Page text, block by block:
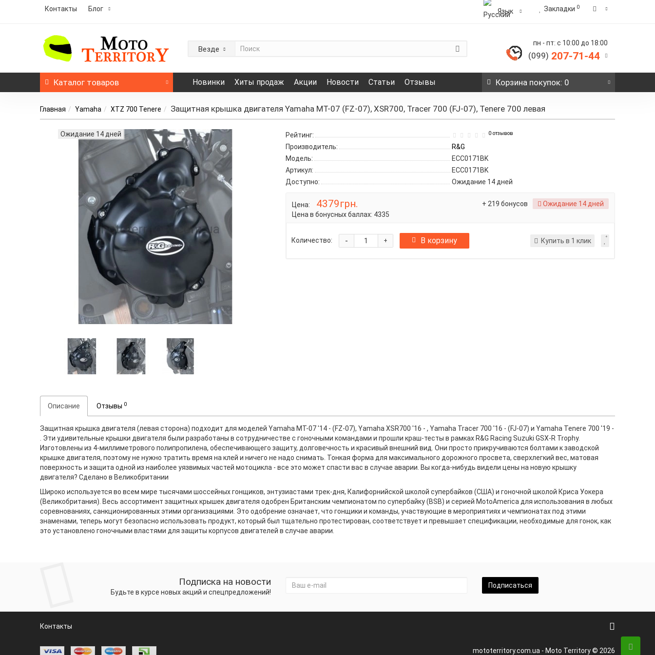
Контакты Блог Язык Закладки 0
Везде
пн - пт: с 10:00 до 18:00
(099) 207-71-44
Каталог товаров Новинки Хиты продаж Акции Новости Статьи Отзывы Корзина покупок: 0
Главная Yamaha XTZ 700 Tenere Защитная крышка двигателя Yamaha MT-07 (FZ-07), XSR700, Tracer 700 (FJ-07), Tenere 700 левая
Ожидание 14 дней Рейтинг: 0 отзывов
Производитель:
R&G
Модель:
ECC0171BK
Артикул:
ECC0171BK
Доступно:
Ожидание 14 дней
Цена: 4379грн.
Цена в бонусных баллах: 4335
+ 219 бонусов Ожидание 14 дней
Количество: +
- В корзину Купить в 1 клик
Описание Отзывы 0
Защитная крышка двигателя (левая сторона) подходит для моделей Yamaha MT-07 '14 - (FZ-07), Yamaha XSR700 '16 - , Yamaha Tracer 700 '16 - (FJ-07) и Yamaha Tenere 700 '19 -
. Эти удивительные крышки двигателя были разработаны в сотрудничестве с гоночными командами и прошли краш-тесты в рамках R&G Racing Suzuki GSX-R Trophy.
Изготовлены из 4-миллиметрового полипропилена, обеспечивающего защиту, долговечность и красивый внешний вид. Они просто прикручиваются болтами к заводской
крышке двигателя, поэтому не нужно тратить время на клей и ничего не надо снимать. Тонкая форма для максимального дорожного просвета, сверхлегкий вес, матовая
поверхность и защита одной из наиболее уязвимых частей мотоцикла - все это может спасти вас в случае аварии. Вы когда-нибудь видели цены на новую крышку
двигателя? Сделано в Великобритании
Широко используется во всем мире тысячами шоссейных гонщиков, энтузиастами трек-дня, Калифорнийской школой супербайков (США) и гоночной школой Криса Уокера
(Великобритания). Весь ассортимент защитных крышек двигателя одобрен Британским чемпионатом по супербайку (BSB) и серией MotoAmerica для использования в любых
соревнованиях, санкционированных этими организациями. Это одобрение означает, что гонщики и команды, участвующие в мероприятиях и чемпионатах под этими
знаменами, теперь могут безопасно использовать продукт, который был тщательно протестирован, соответствует и превышает спецификации, необходимые для гонок, как
это установлено гоночными властями для защиты корпусов двигателей в случае аварии.
Подписка на новости
Будьте в курсе новых акций и спецпредложений!
Подписаться
Контакты
mototerritory.com.ua - Moto Territory © 2026